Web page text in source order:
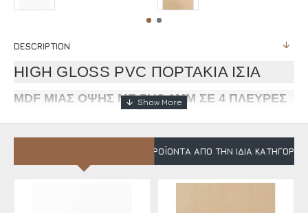
DESCRIPTION
HIGH GLOSS PVC ΠΟΡΤΑΚΙΑ ΙΣΙΑ
MDF ΜΙΑΣ ΟΨΗΣ ΜΕ PVC 1MM ΣΕ 4 ΠΛΕΥΡΕΣ
ΠΡΟΪΌΝΤΑ ΑΠΌ ΤΗΝ ΊΔΙΑ ΚΑΤΗΓΟΡΊΑ